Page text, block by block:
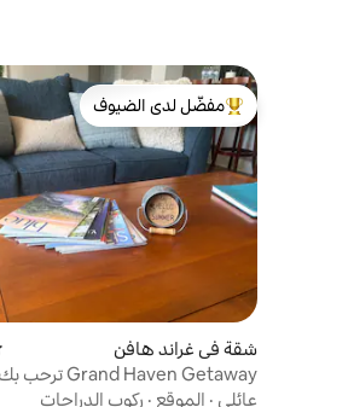
من أبرز البيوت المفضّلة لدى الضيوف
مفضّل لدى الضيوف
شقة في غراند هافن
Grand Haven Getaway ترحب بك
عائلي · الموقع · ركوب الدراجات